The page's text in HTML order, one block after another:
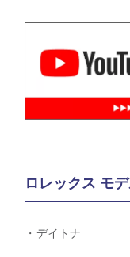
ロレックス モ
デイトナ